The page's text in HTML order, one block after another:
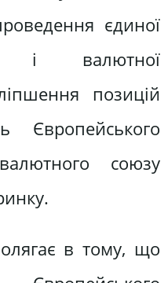
єдиної
і валютної
позицій
союзу
в тому, що